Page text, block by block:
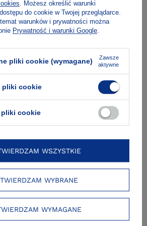
na węża”
. Możesz określić warunki
do cookie w Twojej przeglądarce.
warunków i prywatności można
Prywatność i warunki Google.
pliki cookie (wymagane)
Zawsze
aktywne
pliki cookie
pliki cookie
WYBRANE
WYMAGANE
WSZYSTKIE